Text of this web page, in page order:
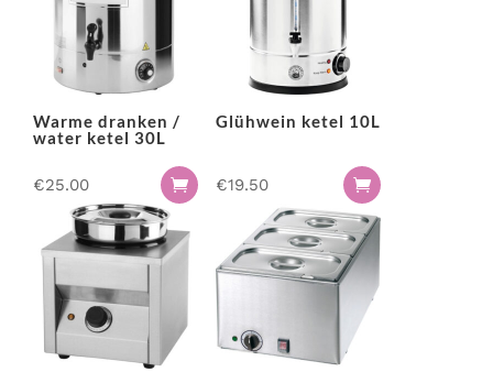
Warme dranken /
water ketel 30L
€25.00 
Glühwein ketel 10L
€19.50 